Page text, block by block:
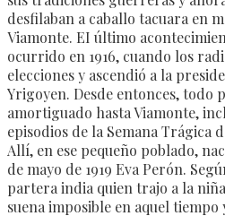
desfilaban a caballo tacuara en
Viamonte. EI último
ocurrido en 1916, cuando los
elecciones y ascendió a la
Yrigoyen. Desde entonces, todo
amortiguado hasta Viamonte,
episodios de la Semana Trágica
Allí, en ese pequeño poblado,
de mayo de 1919 Eva Perón.
partera india quien trajo a la
suena imposible en aquel